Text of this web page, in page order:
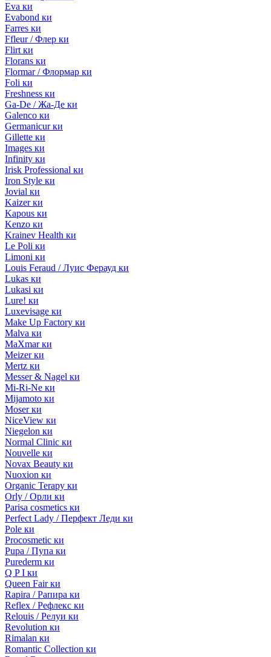
Eva ки
Evabond ки
Farres ки
Ffleur / Флер ки
Flirt ки
Florans ки
Flormar / Флормар ки
Foli ки
Freshness ки
Ga-De / Жа-Де ки
Galenco ки
Germanicur ки
Gillette ки
Images ки
Infinity ки
Irisk Professional ки
Iron Style ки
Jovial ки
Kaizer ки
Kapous ки
Kenzo ки
Krainev Health ки
Le Poli ки
Limoni ки
Louis Feraud / Луис Ферауд ки
Lukas ки
Lukasi ки
Lure! ки
Luxevisage ки
Make Up Factory ки
Malva ки
MaXmar ки
Meizer ки
Mertz ки
Messer & Nagel ки
Mi-Ri-Ne ки
Mijamoto ки
Moser ки
NiceView ки
Niegelon ки
Normal Clinic ки
Nouvelle ки
Novax Beauty ки
Nuoxion ки
Organic Terapy ки
Orly / Орли ки
Parisa cosmetics ки
Perfect Lady / Перфект Леди ки
Pole ки
Procosmetic ки
Pupa / Пупа ки
Purederm ки
Q P I ки
Queen Fair ки
Rapira / Рапира ки
Reflex / Рефлекс ки
Relouis / Релуи ки
Revolution ки
Rimalan ки
Romantic Collection ки